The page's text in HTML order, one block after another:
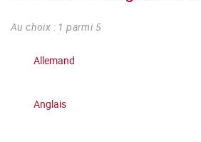
Au choix : 1 parmi 5
Allemand
Anglais